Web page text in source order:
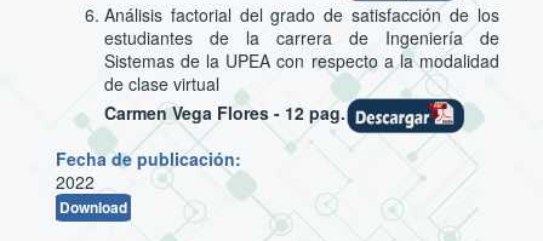
Análisis factorial del grado de satisfacción de los
estudiantes de la carrera de Ingeniería de
Sistemas de la UPEA con respecto a la modalidad
de clase virtual
Carmen Vega Flores - 12 pag.
Fecha de publicación:
2022
Download